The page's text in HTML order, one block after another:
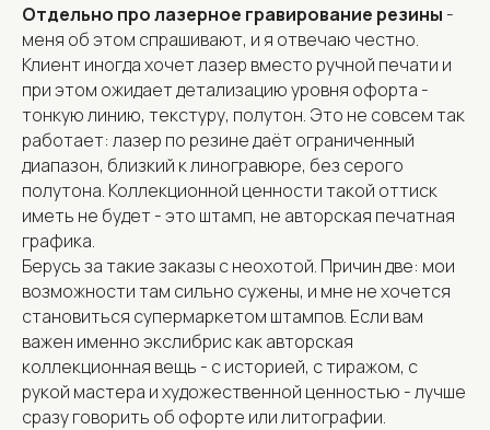
Отдельно про лазерное гравирование резины -
меня об этом спрашивают, и я отвечаю честно.
Клиент иногда хочет лазер вместо ручной печати и
при этом ожидает детализацию уровня офорта -
тонкую линию, текстуру, полутон. Это не совсем так
работает: лазер по резине даёт ограниченный
диапазон, близкий к линогравюре, без серого
полутона. Коллекционной ценности такой оттиск
иметь не будет - это штамп, не авторская печатная
графика.
Берусь за такие заказы с неохотой. Причин две: мои
возможности там сильно сужены, и мне не хочется
становиться супермаркетом штампов. Если вам
важен именно экслибрис как авторская
коллекционная вещь - с историей, с тиражом, с
рукой мастера и художественной ценностью - лучше
сразу говорить об офорте или литографии.